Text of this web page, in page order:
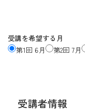
受講を希望する月
第1回 6月
第2回 7月
受講者情報